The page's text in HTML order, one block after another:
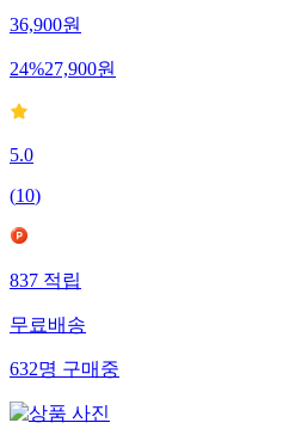
36,900원
24%27,900원
5.0
(10)
837적립
무료배송
632명구매중